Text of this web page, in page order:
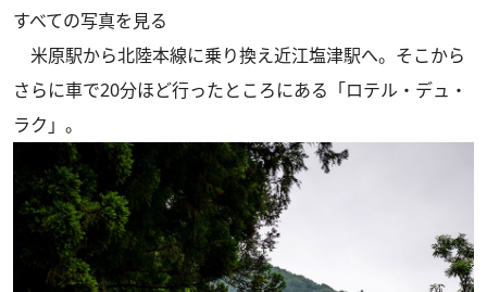
すべての写真を見る
米原駅から北陸本線に乗り換え近江塩津駅へ。そこから
さらに車で20分ほど行ったところにある「ロテル・デュ・
ラク」。